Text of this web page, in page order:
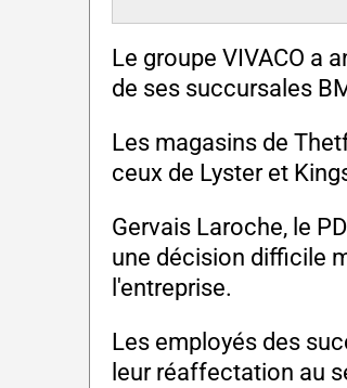
Le groupe VIVACO a
de ses succursales
Les magasins de
ceux de Lyster et
Gervais Laroche, le
une décision difficile
l'entreprise.
Les employés des
leur réaffectation au